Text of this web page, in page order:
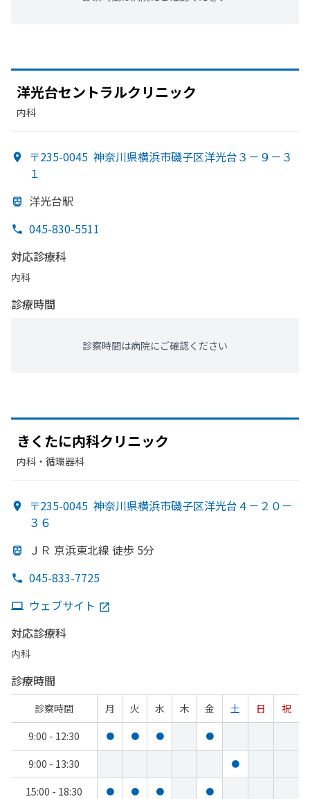
洋光台セントラルクリニック
内科
〒235-0045 神奈川県横浜市磯子区洋光台３－９－３
１
洋光台駅
045-830-5511
対応診療科
内科
診療時間
診察時間は病院にご確認ください
きくたに内科クリニック
内科・​循環器科
〒235-0045 神奈川県横浜市磯子区洋光台４－２０－
３６
ＪＲ 京浜東北線 徒歩 5分
045-833-7725
ウェブサイト
対応診療科
内科
診療時間
診察時間 月 火 水 木 金 土 日
祝
9:00 - 12:30
● ● ● ●
9:00 - 13:30 ●
15:00 - 18:30 ● ● ● ●